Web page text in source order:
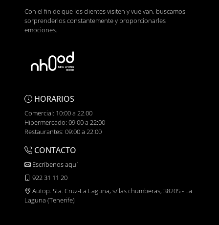
Con el fin de que los clientes visiten y vuelvan, buscamos
sorprenderlos constantemente y proporcionarles
emociones.
HORARIOS
Comercial: 10:00 a 22.00
Hipermercado: 09:00 a 22:00
Restaurantes: 09:00 a 22:00
CONTACTO
Escríbenos aquí
922 31 11 20
Autop. Sta. Cruz-La Laguna, s/ las chumberas, 38205 - La
Laguna (Tenerife)